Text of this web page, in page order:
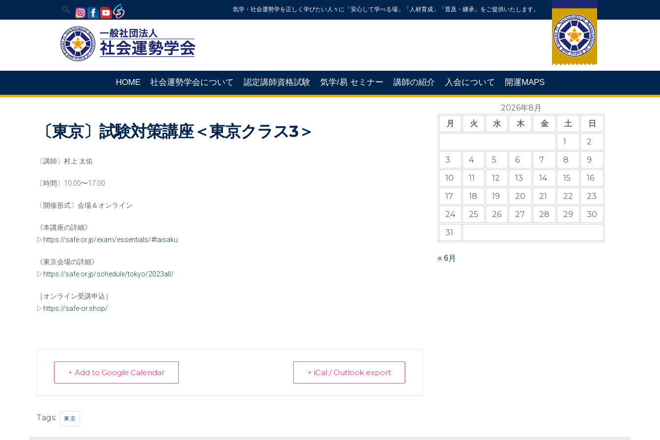
気学・社会運勢学を正しく学びたい人々に「安心して学べる場」「人材育成」「普及・継承」をご提供いたします。
HOME 社会運勢学会について 認定講師資格試験 気学/易 セミナー 講師の紹介 入会について 開運MAPS
〔東京〕試験対策講座＜東京クラス3＞
〔講師〕村上 太佑
〔時間〕10:00〜17:00
〔開催形式〕会場＆オンライン
《本講座の詳細》
▷ https://safe.or.jp/exam/essentials/#taisaku
《東京会場の詳細》
▷ https://safe.or.jp/schedule/tokyo/2023all/
［オンライン受講申込］
▷ https://safe-or.shop/
+ Add to Google Calendar + iCal / Outlook export
Tags: 東京
2026年8月
月
火 水 木 金 土
日
1
2
3
4 5 6 7 8
9
10
11 12 13 14 15
16
17
18 19 20 21 22
23
24
25 26 27 28 29
30
31
« 6月